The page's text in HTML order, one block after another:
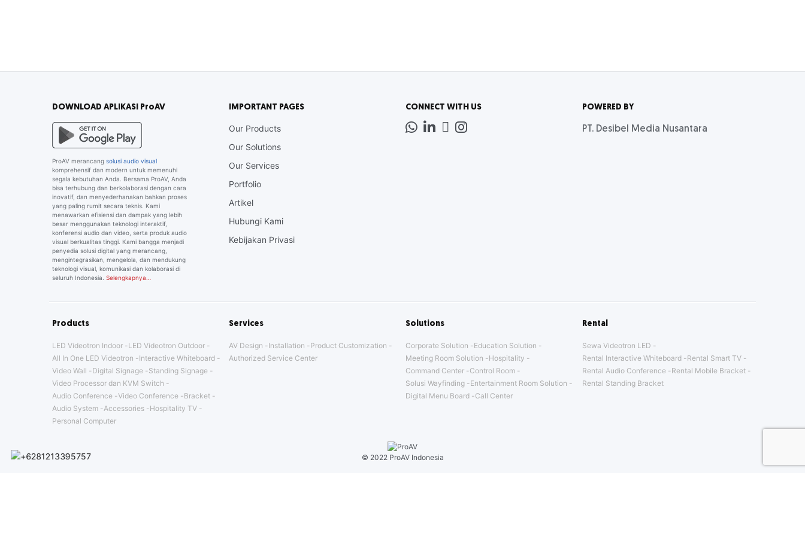
DOWNLOAD APLIKASI ProAV
ProAV merancang solusi audio visual
komprehensif dan modern untuk memenuhi
segala kebutuhan Anda. Bersama ProAV, Anda
bisa terhubung dan berkolaborasi dengan cara
inovatif, dan menyederhanakan bahkan proses
yang paling rumit secara teknis. Kami
menawarkan efisiensi dan dampak yang lebih
besar menggunakan teknologi interaktif,
konferensi audio dan video, serta produk audio
visual berkualitas tinggi. Kami bangga menjadi
penyedia solusi digital yang merancang,
mengintegrasikan, mengelola, dan mendukung
teknologi visual, komunikasi dan kolaborasi di
seluruh Indonesia. Selengkapnya…
IMPORTANT PAGES
Our Products
Our Solutions
Our Services
Portfolio
Artikel
Hubungi Kami
Kebijakan Privasi
CONNECT WITH US
Whatsapp
LinkedIn
NewsInstagram
POWERED BY
PT. Desibel Media Nusantara
Products
LED Videotron Indoor
LED Videotron Outdoor
All In One LED Videotron
Interactive Whiteboard
Video Wall
Digital Signage
Standing Signage
Video Processor dan KVM Switch
Audio Conference Video Conference
Bracket
Audio System
Accessories
Hospitality TV
Personal Computer
Services
AV Design Installation
Product Customization
Authorized Service Center
Solutions
Corporate Solution
Education Solution
Meeting Room Solution
Hospitality
Command Center
Control Room
Solusi Wayfinding
Entertainment Room Solution
Digital Menu Board
Call Center
Rental
Sewa Videotron LED
Rental Interactive Whiteboard
Rental Smart TV
Rental Audio Conference
Rental Mobile Bracket
Rental Standing Bracket
© 2022 ProAV Indonesia